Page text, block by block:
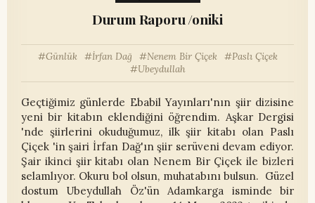
Durum Raporu /oniki
Günlük İrfan Dağ Nenem Bir Çiçek
Paslı Çiçek
Ubeydullah
Geçtiğimiz günlerde Ebabil Yayınları'nın şiir dizisine
yeni bir kitabın eklendiğini öğrendim. Aşkar Dergisi
'nde şiirlerini okuduğumuz, ilk şiir kitabı olan Paslı
Çiçek 'in şairi İrfan Dağ'ın şiir serüveni devam ediyor.
Şair ikinci şiir kitabı olan Nenem Bir Çiçek ile bizleri
selamlıyor. Okuru bol olsun, muhatabını bulsun. Güzel
dostum Ubeydullah Öz'ün Adamkarga isminde bir